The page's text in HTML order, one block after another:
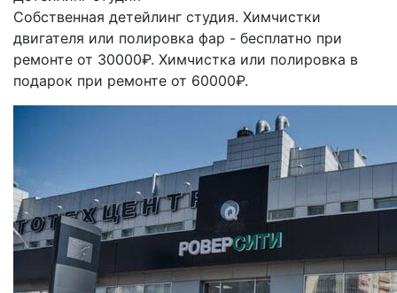
Собственная детейлинг студия. Химчистки
двигателя или полировка фар - бесплатно при
ремонте от 30000₽. Химчистка или полировка в
подарок при ремонте от 60000₽.